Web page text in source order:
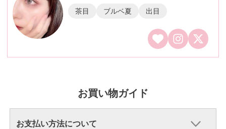
茶目 ブルベ夏 出目
お買い物ガイド
お支払い方法について